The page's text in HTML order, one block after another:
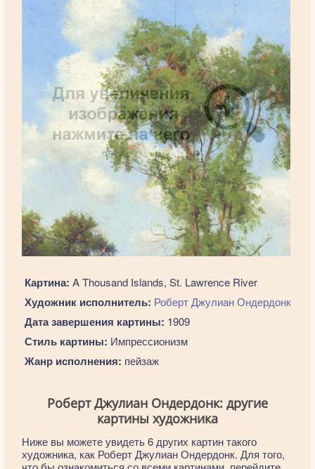
Картина: A Thousand Islands, St. Lawrence River
Художник исполнитель: Роберт Джулиан Ондердонк
Дата завершения картины: 1909
Стиль картины: Импрессионизм
Жанр исполнения: пейзаж
Роберт Джулиан Ондердонк: другие
картины художника
Ниже вы можете увидеть 6 других картин такого
художника, как Роберт Джулиан Ондердонк. Для того,